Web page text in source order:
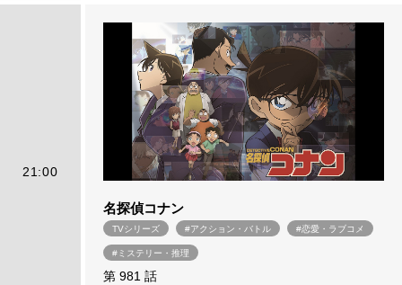
21:00
名探偵コナン
TVシリーズ #アクション・バトル #恋愛・ラブコメ
#ミステリー・推理
第 981 話